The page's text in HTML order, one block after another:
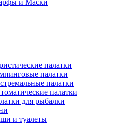
и Маски
палатки
палатки
палатки
палатки
для рыбалки
и туалеты